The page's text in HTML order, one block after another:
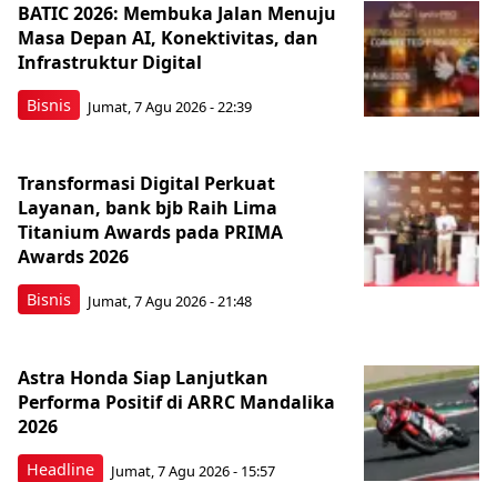
Bisnis
BATIC 2026: Membuka Jalan Menuju
Masa Depan AI, Konektivitas, dan
Infrastruktur Digital
Jumat, 7 Agu 2026 - 22:39
Bisnis
Transformasi Digital Perkuat
Layanan, bank bjb Raih Lima
Titanium Awards pada PRIMA
Awards 2026
Jumat, 7 Agu 2026 - 21:48
Headline
Astra Honda Siap Lanjutkan
Performa Positif di ARRC Mandalika
2026
Jumat, 7 Agu 2026 - 15:57